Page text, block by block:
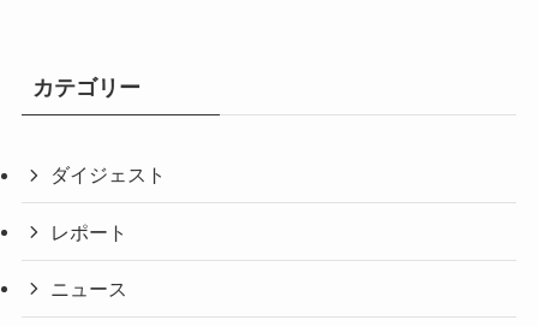
カテゴリー
ダイジェスト
レポート
ニュース